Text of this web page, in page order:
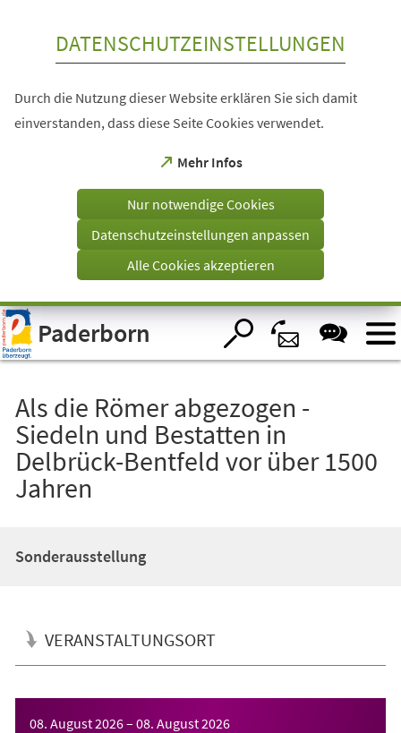
Visuelle
Assistenzsoftware
öffnen.
DATENSCHUTZEINSTELLUNGEN
Durch die Nutzung dieser Website erklären Sie sich damit
einverstanden, dass diese Seite Cookies verwendet.
Mehr Infos
(Öffnet
einem
Tab)
Nur notwendige Cookies
Datenschutzeinstellungen anpassen
Alle Cookies akzeptieren
Paderborn
Als die Römer abgezogen -
Siedeln und Bestatten in
Delbrück-Bentfeld vor über 1500
Jahren
Sonderausstellung
VERANSTALTUNGSORT
08. August 2026– 08. August 2026